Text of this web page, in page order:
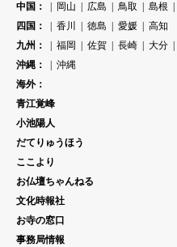
中国：
岡山 広島 鳥取 島根
四国：
香川 徳島 愛媛
高知
九州：
福岡 佐賀 長崎 大分
沖縄：
沖縄
海外：
青江覚峰
小池陽人
だてりゅうほう
ここより
お仏壇ちゃんねる
文化時報社
お寺の窓口
事務局情報